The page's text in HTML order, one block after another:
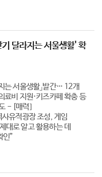
달라지는 서울생활' 확
는 서울생활」발간… 12개
비 지원·키즈카페 확충 등
- [매력]
유적광장 조성, 게임
대로 알고 활용하는 데
인”